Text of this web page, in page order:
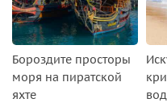
Бороздите просторы
моря на пиратской
яхте